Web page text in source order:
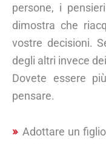
persone, i
dimostra che
vostre decisioni.
degli altri invece
Dovete essere
pensare.
Adottare un